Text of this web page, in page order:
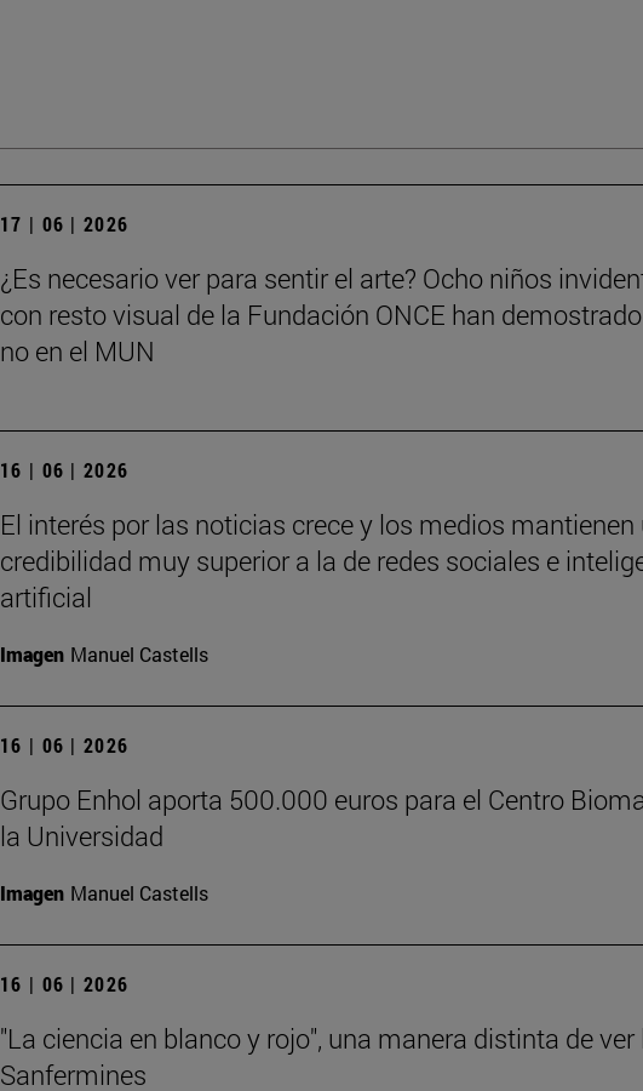
17 | 06 | 2026
¿Es necesario ver para sentir el arte? Ocho niños
con resto visual de la Fundación ONCE han
no en el MUN
16 | 06 | 2026
El interés por las noticias crece y los medios mantienen
credibilidad muy superior a la de redes sociales e
artificial
Imagen Manuel Castells
16 | 06 | 2026
Grupo Enhol aporta 500.000 euros para el Centro
la Universidad
Imagen Manuel Castells
16 | 06 | 2026
"La ciencia en blanco y rojo", una manera distinta de ver
Sanfermines